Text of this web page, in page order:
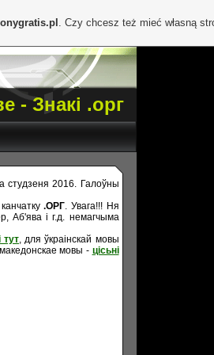
- Знакі .орг
студзеня 2016. Галоўны
.ОРГ. Увага!!! Ня
Аб'ява і г.д. немагчыма
тут, для ўкраінскай мовы
мовы - цісьні
. Czy chcesz też mieć własną